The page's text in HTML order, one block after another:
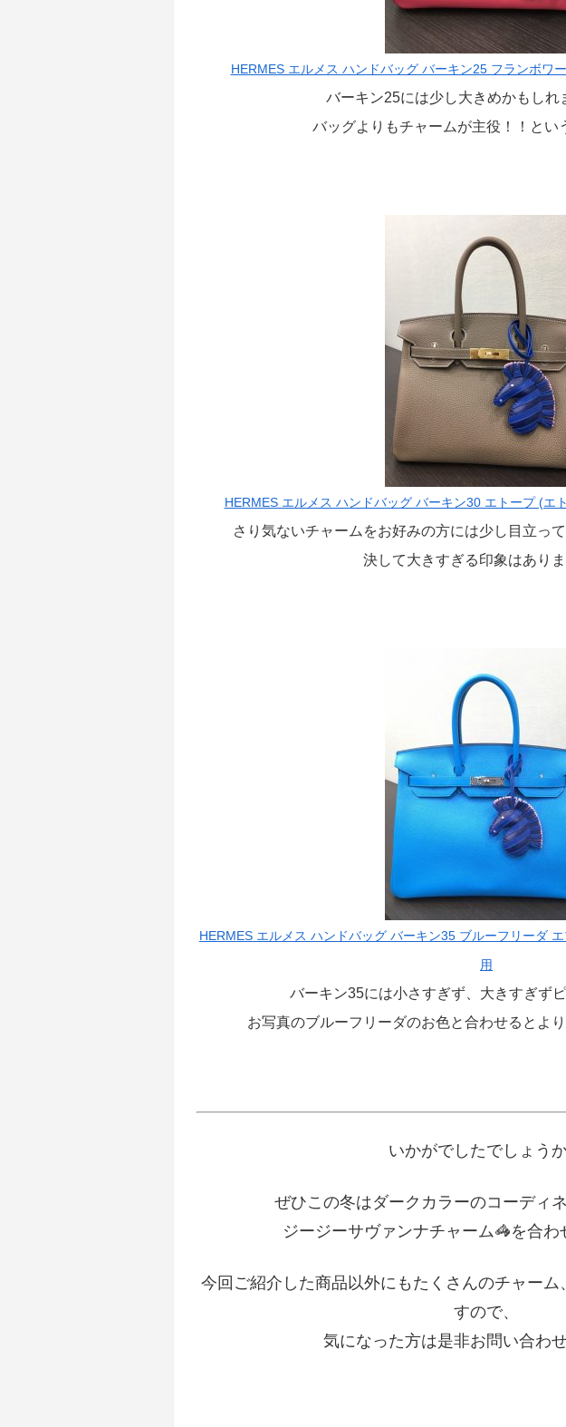
HERMES エルメス ハンドバッグ バーキン25 フランボワ
バーキン25には少し大きめかもしれ
バッグよりもチャームが主役！！とい
HERMES エルメス ハンドバッグ バーキン30 エトープ (エ
さり気ないチャームをお好みの方には少し目立っ
決して大きすぎる印象はありま
HERMES エルメス ハンドバッグ バーキン35 ブルーフリーダ
用
バーキン35には小さすぎず、大きすぎず
お写真のブルーフリーダのお色と合わせるとよ
いかがでしたでしょう
ぜひこの冬はダークカラーのコーディ
ジージーサヴァンナチャーム🦓を合わ
今回ご紹介した商品以外にもたくさんのチャーム
すので、
気になった方は是非お問い合わ